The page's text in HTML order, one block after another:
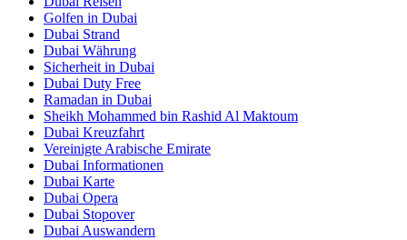
Golfen in Dubai
Dubai Strand
Dubai Währung
Sicherheit in Dubai
Dubai Duty Free
Ramadan in Dubai
Sheikh Mohammed bin Rashid Al Maktoum
Dubai Kreuzfahrt
Vereinigte Arabische Emirate
Dubai Informationen
Dubai Karte
Dubai Opera
Dubai Stopover
Dubai Auswandern